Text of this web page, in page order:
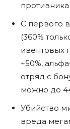
С первого
(360%
ивентовых
+50%,
отряд с
можно до
Убийство
вреда